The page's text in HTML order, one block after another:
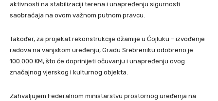
aktivnosti na stabilizaciji terena i unapređenju sigurnosti
saobraćaja na ovom važnom putnom pravcu.
Također, za projekat rekonstrukcije džamije u Ćojluku – izvođenje
radova na vanjskom uređenju, Gradu Srebreniku odobreno je
100.000 KM, što će doprinijeti očuvanju i unapređenju ovog
značajnog vjerskog i kulturnog objekta.
Zahvaljujem Federalnom ministarstvu prostornog uređenja na